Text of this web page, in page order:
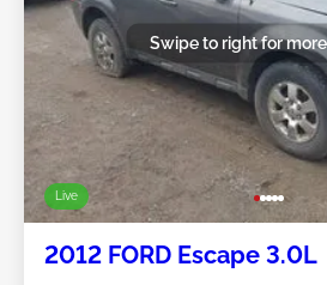
Live
Swipe to right for
2012 FORD Escape 3.0L